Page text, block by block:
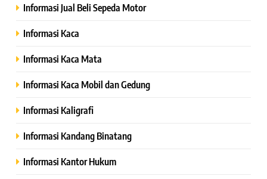
Informasi Jual Beli Sepeda Motor
Informasi Kaca
Informasi Kaca Mata
Informasi Kaca Mobil dan Gedung
Informasi Kaligrafi
Informasi Kandang Binatang
Informasi Kantor Hukum